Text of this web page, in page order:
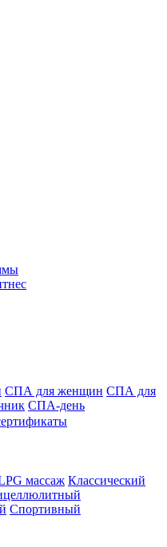
СПА для женщин СПА для
СПА-день
массаж Классический
Спортивный